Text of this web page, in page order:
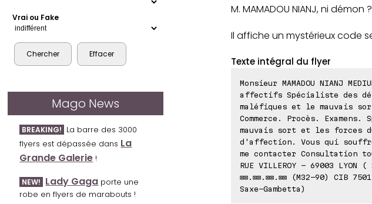
Vrai ou Fake
Mago News
BREAKING! La barre des 3000
flyers est dépassée dans La
Grande Galerie !
NEW! Lady Gaga porte une
robe en flyers de marabouts !
M. MAMADOU NIANJ, ni démon ?
Il affiche un mystérieux code
Texte intégral du flyer
Monsieur MAMADOU NIANJ
affectifs Spécialiste des
maléfiques et le mauvais
Commerce. Procès.
mauvais sort et les forces
d'affection. Vous qui
me contacter Consultation
RUE VILLEROY - 69003
⊠⊠.⊠⊠.⊠⊠.⊠⊠ (M32-90) CIB
Saxe-Gambetta)